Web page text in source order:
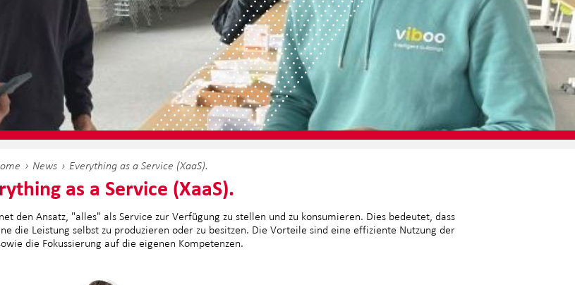
News Everything as a Service (XaaS).
as a Service (XaaS).
den Ansatz, "alles" als Service zur Verfügung zu stellen und zu konsumieren. Dies bedeutet, dass
die Leistung selbst zu produzieren oder zu besitzen. Die Vorteile sind eine effiziente Nutzung der
die Fokussierung auf die eigenen Kompetenzen.